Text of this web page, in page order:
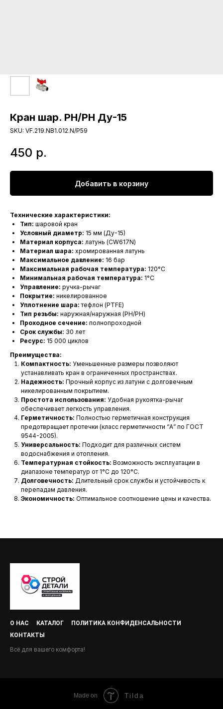
Кран шар. РН/РН Ду-15
SKU: VF.219.NB1.012.N/P59
450 р.
Добавить в корзину
Технические характеристики:
Тип: шаровой кран
Условный диаметр: 15 мм (Ду-15)
Материал корпуса: латунь (CW617N)
Материал шара: хромированная латунь
Максимальное давление: 16 бар
Максимальная рабочая температура: 120°C
Минимальная рабочая температура: 1°C
Управление: ручка-рычаг
Покрытие: никелированное
Уплотнение шара: тефлон (PTFE)
Тип резьбы: наружная/наружная (РН/РН)
Проходное сечение: полнопроходной
Срок службы: 30 лет
Ресурс: 15 000 циклов
Преимущества:
Компактность: Уменьшенные размеры позволяют
устанавливать кран в ограниченных пространствах.
Надежность: Прочный корпус из латуни с долговечным
никелированным покрытием.
Простота использования: Удобная рукоятка-рычаг
обеспечивает легкость управления.
Герметичность: Полностью герметичная конструкция
предотвращает протечки (класс герметичности “А” по ГОСТ
9544-2005).
Универсальность: Подходит для различных систем
водоснабжения и отопления.
Температурная стойкость: Возможность эксплуатации в
диапазоне температур от 1°C до 120°C.
Долговечность: Длительный срок службы и устойчивость к
перепадам давления.
Экономичность: Оптимальное соотношение цены и качества.
О НАС КАТАЛОГ
ПОЛИТИКА КОНФИДЕНСАЛЬНОСТИ
КОНТАКТЫ
Всё для вашего комфорта!
Made on Tilda